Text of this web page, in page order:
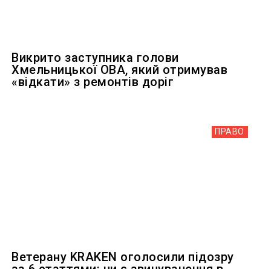
Викрито заступника голови
Хмельницької ОВА, який отримував
«відкати» з ремонтів доріг
ПРАВО
Ветерану KRAKEN оголосили підозру